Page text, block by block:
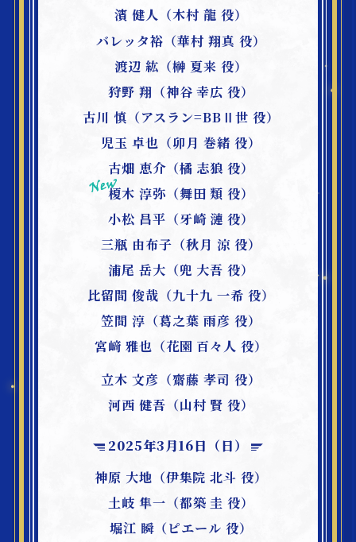
濱 健人（木村 龍 役）
バレッタ裕（華村 翔真 役）
渡辺 紘（榊 夏来 役）
狩野 翔（神谷 幸広 役）
古川 慎（アスラン=BBⅡ世 役）
児玉 卓也（卯月 巻緒 役）
古畑 恵介（橘 志狼 役）
榎木 淳弥（舞田 類 役）
小松 昌平（牙崎 漣 役）
三瓶 由布子（秋月 涼 役）
浦尾 岳大（兜 大吾 役）
比留間 俊哉（九十九 一希 役）
笠間 淳（葛之葉 雨彦 役）
宮﨑 雅也（花園 百々人 役）
立木 文彦（齋藤 孝司 役）
河西 健吾（山村 賢 役）
2025年3月16日（日）
神原 大地（伊集院 北斗 役）
土岐 隼一（都築 圭 役）
堀江 瞬（ピエール 役）